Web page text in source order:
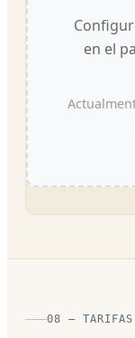
en el
08 — TARIFAS